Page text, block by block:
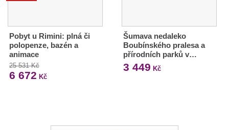
Pobyt u Rimini: plná či
polopenze, bazén a
animace
25 531 Kč
6 672 Kč
Šumava nedaleko
Boubínského pralesa a
přírodních parků v…
3 449 Kč